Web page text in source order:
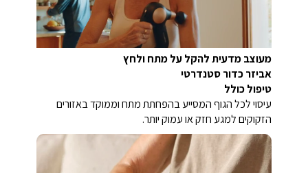
מעוצב מדעית להקל על מתח ולחץ
אביזר כדור סטנדרטי
טיפול כולל
עיסוי לכל הגוף המסייע בהפחתת מתח וממוקד באזורים
הזקוקים למגע חזק או עמוק יותר.